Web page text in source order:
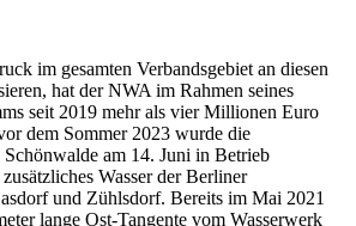
im gesamten Verbandsgebiet an diesen
hat der NWA im Rahmen seines
seit 2019 mehr als vier Millionen Euro
dem Sommer 2023 wurde die
am 14. Juni in Betrieb
Wasser der Berliner
und Zühlsdorf. Bereits im Mai 2021
lange Ost-Tangente vom Wasserwerk